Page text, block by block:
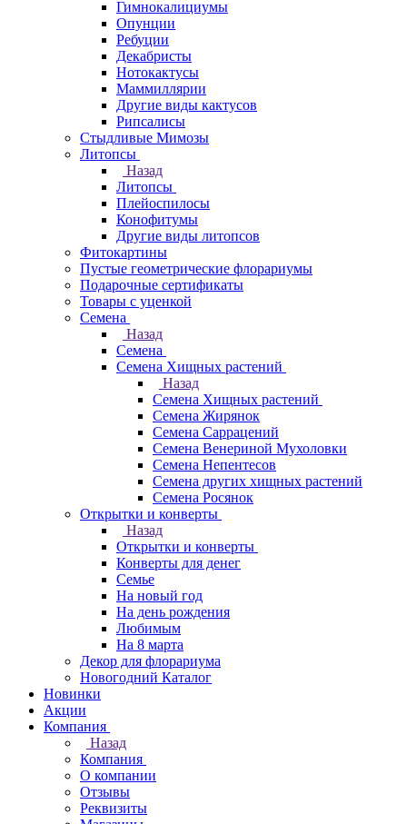
Гимнокалициумы
Опунции
Ребуции
Декабристы
Нотокактусы
Маммиллярии
Другие виды кактусов
Рипсалисы
Стыдливые Мимозы
Литопсы
Назад
Литопсы
Плейоспилосы
Конофитумы
Другие виды литопсов
Фитокартины
Пустые геометрические флорариумы
Подарочные сертификаты
Товары с уценкой
Семена
Назад
Семена
Семена Хищных растений
Назад
Семена Хищных растений
Семена Жирянок
Семена Саррацений
Семена Венериной Мухоловки
Семена Непентесов
Семена других хищных растений
Семена Росянок
Открытки и конверты
Назад
Открытки и конверты
Конверты для денег
Семье
На новый год
На день рождения
Любимым
На 8 марта
Декор для флорариума
Новогодний Каталог
Новинки
Акции
Компания
Назад
Компания
О компании
Отзывы
Реквизиты